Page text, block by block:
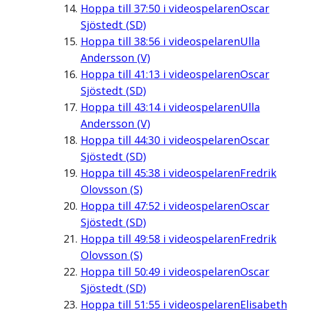
Hoppa till 37:50i videospelarenOscar
Sjöstedt (SD)
Hoppa till 38:56i videospelarenUlla
Andersson (V)
Hoppa till 41:13 i videospelarenOscar
Sjöstedt (SD)
Hoppa till 43:14i videospelarenUlla
Andersson (V)
Hoppa till 44:30i videospelarenOscar
Sjöstedt (SD)
Hoppa till 45:38i videospelarenFredrik
Olovsson (S)
Hoppa till 47:52 i videospelarenOscar
Sjöstedt (SD)
Hoppa till 49:58i videospelarenFredrik
Olovsson (S)
Hoppa till 50:49i videospelarenOscar
Sjöstedt (SD)
Hoppa till 51:55i videospelarenElisabeth